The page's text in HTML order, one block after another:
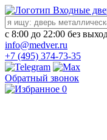
Входные
с 8:00 до 22:00 без
info@medver.ru
+7 (495) 374-73-35
Обратный звонок
0